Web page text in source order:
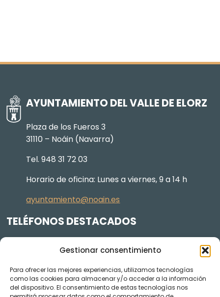
Gestionar consentimiento
Para ofrecer las mejores experiencias, utilizamos tecnologías
como las cookies para almacenar y/o acceder a la información
del dispositivo. El consentimiento de estas tecnologías nos
AYUNTAMIENTO DEL VALLE DE ELORZ
Plaza de los Fueros 3
31110 – Noáin (Navarra)
Tel. 948 31 72 03
Horario de oficina: Lunes a viernes, 9 a 14 h
ayuntamiento@noain.es
TELÉFONOS DESTACADOS
605 834 045
948 368 156
Jardinería y Agenda Local 2030
948 074 848
TRANSPARENCIA